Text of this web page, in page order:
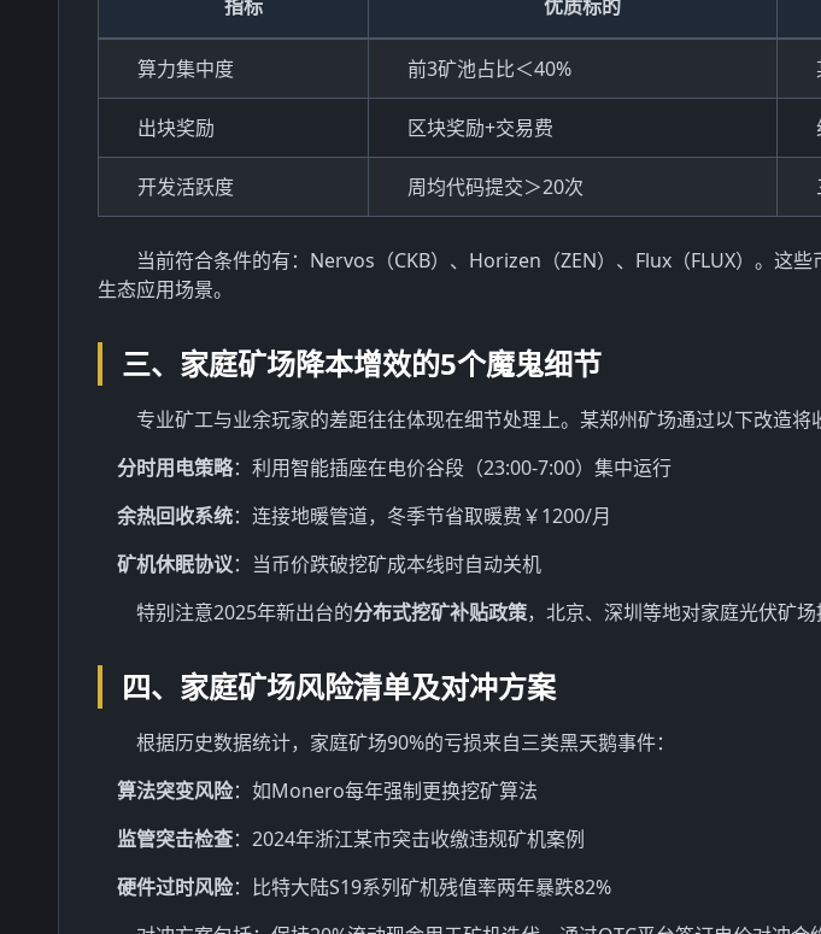
指标 优质标的
算力集中度 前3矿池占比＜40%
出块奖励 区块奖励+交易费
开发活跃度 周均代码提交＞20次
当前符合条件的有：Nervos（CKB）、Horizen（ZEN）、Flux（FLUX）。这
生态应用场景。
三、家庭矿场降本增效的5个魔鬼细节
专业矿工与业余玩家的差距往往体现在细节处理上。某郑州矿场通过以下改造将
分时用电策略：利用智能插座在电价谷段（23:00-7:00）集中运行
余热回收系统：连接地暖管道，冬季节省取暖费￥1200/月
矿机休眠协议：当币价跌破挖矿成本线时自动关机
特别注意2025年新出台的分布式挖矿补贴政策，北京、深圳等地对家庭光伏矿场
四、家庭矿场风险清单及对冲方案
根据历史数据统计，家庭矿场90%的亏损来自三类黑天鹅事件：
算法突变风险：如Monero每年强制更换挖矿算法
监管突击检查：2024年浙江某市突击收缴违规矿机案例
硬件过时风险：比特大陆S19系列矿机残值率两年暴跌82%